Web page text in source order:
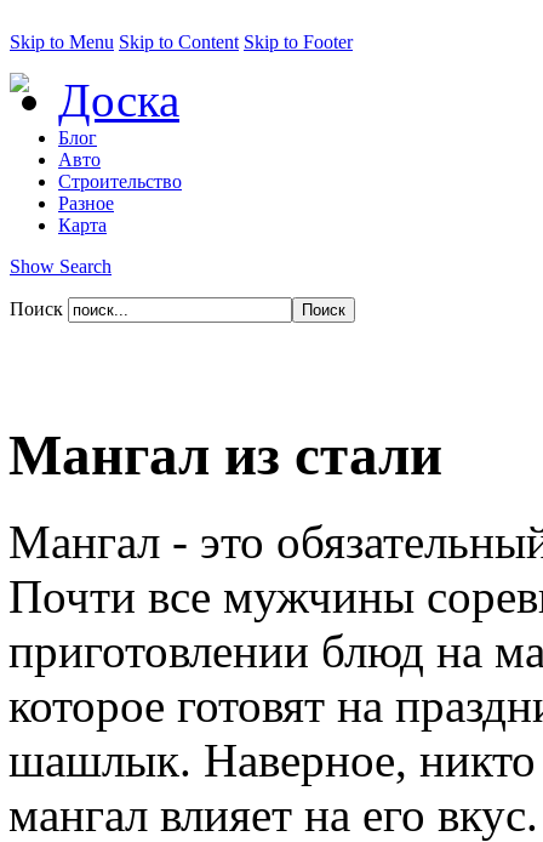
Skip to Menu Skip to Content Skip to Footer
Доска
Блог
Авто
Строительство
Разное
Карта
Show Search
Поиск
Мангал из стали
Мангал - это
Почти все мужчины
приготовлении блюд на
которое готовят на
шашлык. Наверное, никто
мангал влияет на его вкус.